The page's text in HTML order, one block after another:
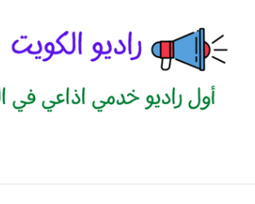
المحتوى
الكويت